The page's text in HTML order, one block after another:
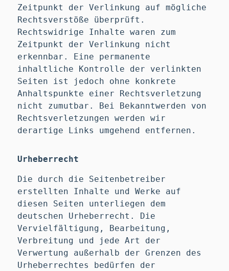
Zeitpunkt der Verlinkung auf mögliche
Rechtsverstöße überprüft.
Rechtswidrige Inhalte waren zum
Zeitpunkt der Verlinkung nicht
erkennbar. Eine permanente
inhaltliche Kontrolle der verlinkten
Seiten ist jedoch ohne konkrete
Anhaltspunkte einer Rechtsverletzung
nicht zumutbar. Bei Bekanntwerden von
Rechtsverletzungen werden wir
derartige Links umgehend entfernen.
Urheberrecht
Die durch die Seitenbetreiber
erstellten Inhalte und Werke auf
diesen Seiten unterliegen dem
deutschen Urheberrecht. Die
Vervielfältigung, Bearbeitung,
Verbreitung und jede Art der
Verwertung außerhalb der Grenzen des
Urheberrechtes bedürfen der